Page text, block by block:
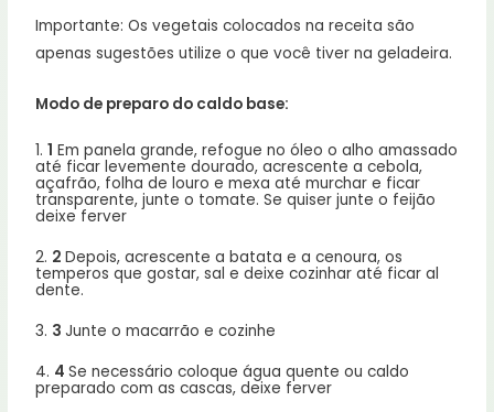
Importante: Os vegetais colocados na receita são
apenas sugestões utilize o que você tiver na geladeira.
Modo de preparo do caldo base:
1.1 Em panela grande, refogue no óleo o alho amassado
até ficar levemente dourado, acrescente a cebola,
açafrão, folha de louro e mexa até murchar e ficar
transparente, junte o tomate. Se quiser junte o feijão
deixe ferver
2. 2Depois, acrescente a batata e a cenoura, os
temperos que gostar, sal e deixe cozinhar até ficar al
dente.
3. 3Junte o macarrão e cozinhe
4. 4Se necessário coloque água quente ou caldo
preparado com as cascas, deixe ferver